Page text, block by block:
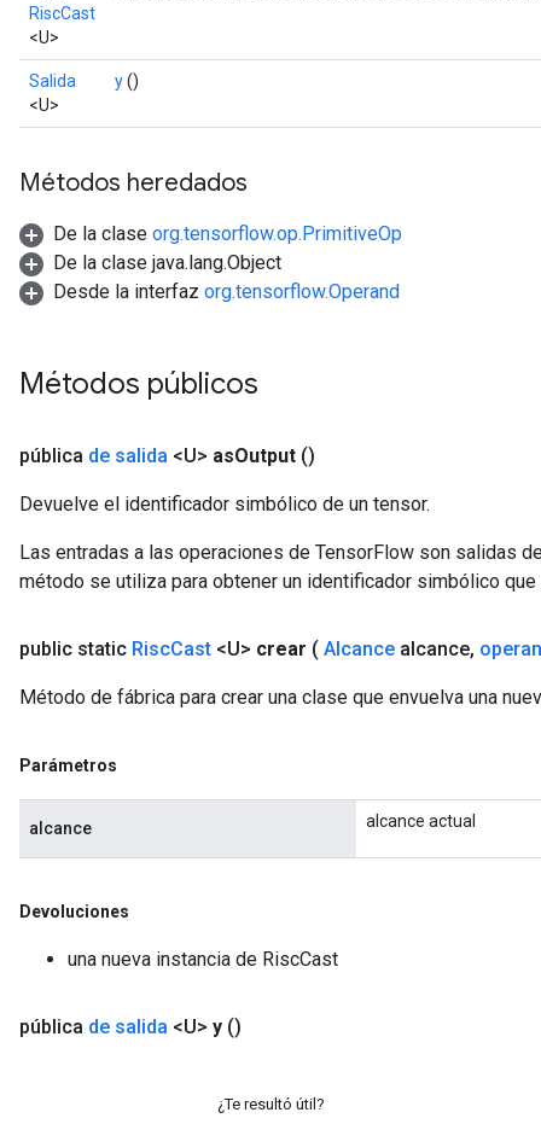
RiscCast
<U>
Salida
<U>
y()
Métodos heredados
De la clase org.tensorflow.op.PrimitiveOp
De la clase java.lang.Object
Desde la interfaz org.tensorflow.Operand
Métodos públicos
pública de salida <U> asOutput ()
Devuelve el identificador simbólico de un tensor.
Las entradas a las operaciones de TensorFlow son salidas
método se utiliza para obtener un identificador simbólico
public static RiscCast <U> crear ( Alcance alcance,
Método de fábrica para crear una clase que envuelva una
Parámetros
alcance alcance actual
Devoluciones
una nueva instancia de RiscCast
pública de salida <U> y ()
¿Te resultó útil?